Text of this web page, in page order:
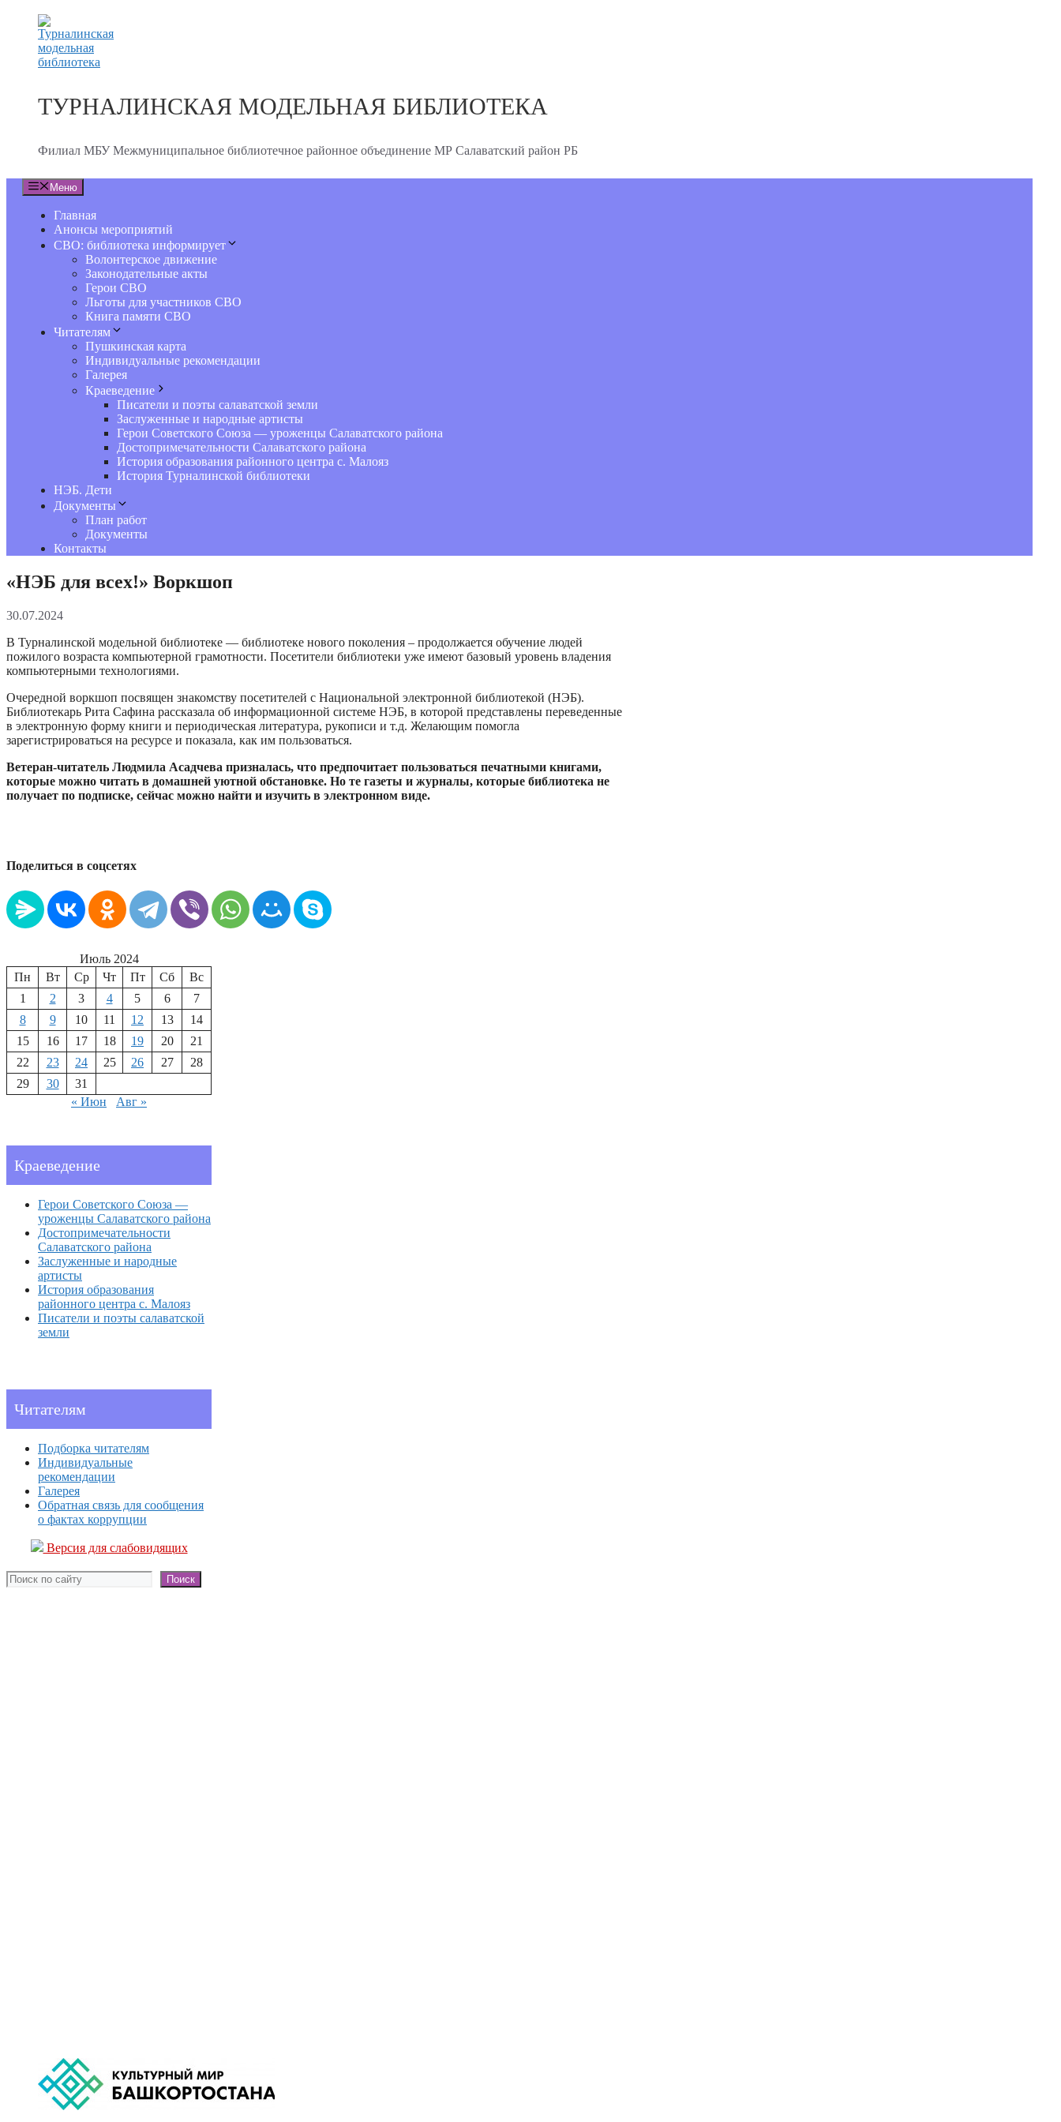
Перейти
содержимому
ТУРНАЛИНСКАЯ МОДЕЛЬНАЯ БИБЛИОТЕКА
Филиал МБУ Межмуниципальное библиотечное районное объединение МР Салаватский район РБ
Меню
Главная
Анонсы мероприятий
СВО: библиотека информирует
Волонтерское движение
Законодательные акты
Герои СВО
Льготы для участников СВО
Книга памяти СВО
Читателям
Пушкинская карта
Индивидуальные рекомендации
Галерея
Краеведение
Писатели и поэты салаватской земли
Заслуженные и народные артисты
Герои Советского Союза — уроженцы Салаватского района
Достопримечательности Салаватского района
История образования районного центра с. Малояз
История Турналинской библиотеки
НЭБ. Дети
Документы
План работ
Документы
Контакты
«НЭБ для всех!» Воркшоп
30.07.2024
В Турналинской модельной библиотеке — библиотеке нового поколения – продолжается обучение людей
пожилого возраста компьютерной грамотности. Посетители библиотеки уже имеют базовый уровень владения
компьютерными технологиями.
Очередной воркшоп посвящен знакомству посетителей с Национальной электронной библиотекой (НЭБ).
Библиотекарь Рита Сафина рассказала об информационной системе НЭБ, в которой представлены переведенные
в электронную форму книги и периодическая литература, рукописи и т.д. Желающим помогла
зарегистрироваться на ресурсе и показала, как им пользоваться.
Ветеран-читатель Людмила Асадчева призналась, что предпочитает пользоваться печатными книгами,
которые можно читать в домашней уютной обстановке. Но те газеты и журналы, которые библиотека не
получает по подписке, сейчас можно найти и изучить в электронном виде.
Поделиться в соцсетях
Июль 2024
Пн
Вт Ср Чт Пт Сб
Вс
1
2 3 4 5 6
7
8
9 10 11 12 13
14
15
16 17 18 19 20
21
22
23 24 25 26 27
28
29
30
31
« Июн
Авг »
Краеведение
Герои Советского Союза —
уроженцы Салаватского района
Достопримечательности
Салаватского района
Заслуженные и народные
артисты
История образования
районного центра с. Малояз
Писатели и поэты салаватской
земли
Читателям
Подборка читателям
Индивидуальные
рекомендации
Галерея
Обратная связь для сообщения
о фактах коррупции
Версия для слабовидящих
Поиск Поиск